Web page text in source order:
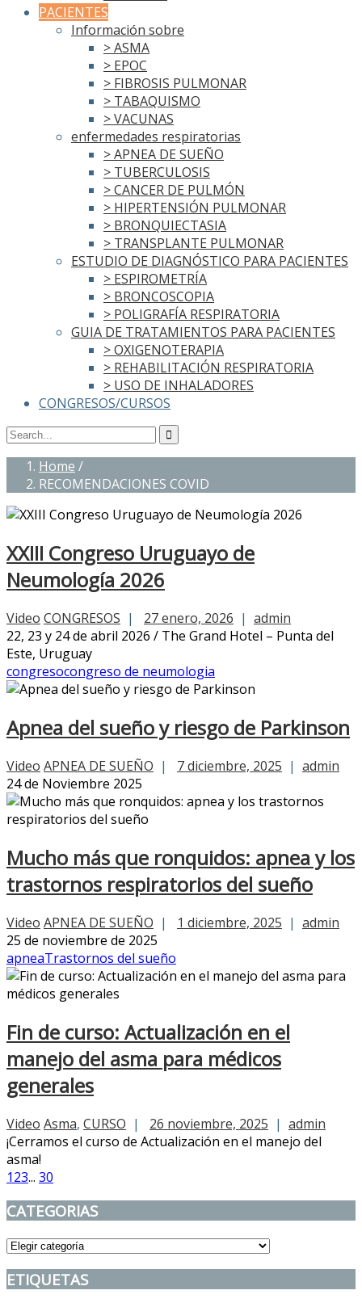
PACIENTES
Información sobre
> ASMA
> EPOC
> FIBROSIS PULMONAR
> TABAQUISMO
> VACUNAS
enfermedades respiratorias
> APNEA DE SUEÑO
> TUBERCULOSIS
> CANCER DE PULMÓN
> HIPERTENSIÓN PULMONAR
> BRONQUIECTASIA
> TRANSPLANTE PULMONAR
ESTUDIO DE DIAGNÓSTICO PARA PACIENTES
> ESPIROMETRÍA
> BRONCOSCOPIA
> POLIGRAFÍA RESPIRATORIA
GUIA DE TRATAMIENTOS PARA PACIENTES
> OXIGENOTERAPIA
> REHABILITACIÓN RESPIRATORIA
> USO DE INHALADORES
CONGRESOS/CURSOS
Home /
RECOMENDACIONES COVID
XXIII Congreso Uruguayo de
Neumología 2026
Video CONGRESOS | 27 enero, 2026 | admin
22, 23 y 24 de abril 2026 / The Grand Hotel – Punta del
Este, Uruguay
congresocongreso de neumologia
Apnea del sueño y riesgo de Parkinson
Video APNEA DE SUEÑO | 7 diciembre, 2025 | admin
24 de Noviembre 2025
Mucho más que ronquidos: apnea y los
trastornos respiratorios del sueño
Video APNEA DE SUEÑO | 1 diciembre, 2025 | admin
25 de noviembre de 2025
apneaTrastornos del sueño
Fin de curso: Actualización en el
manejo del asma para médicos
generales
Video Asma, CURSO | 26 noviembre, 2025 | admin
¡Cerramos el curso de Actualización en el manejo del
asma!
123... 30
CATEGORIAS
CATEGORIAS
ETIQUETAS